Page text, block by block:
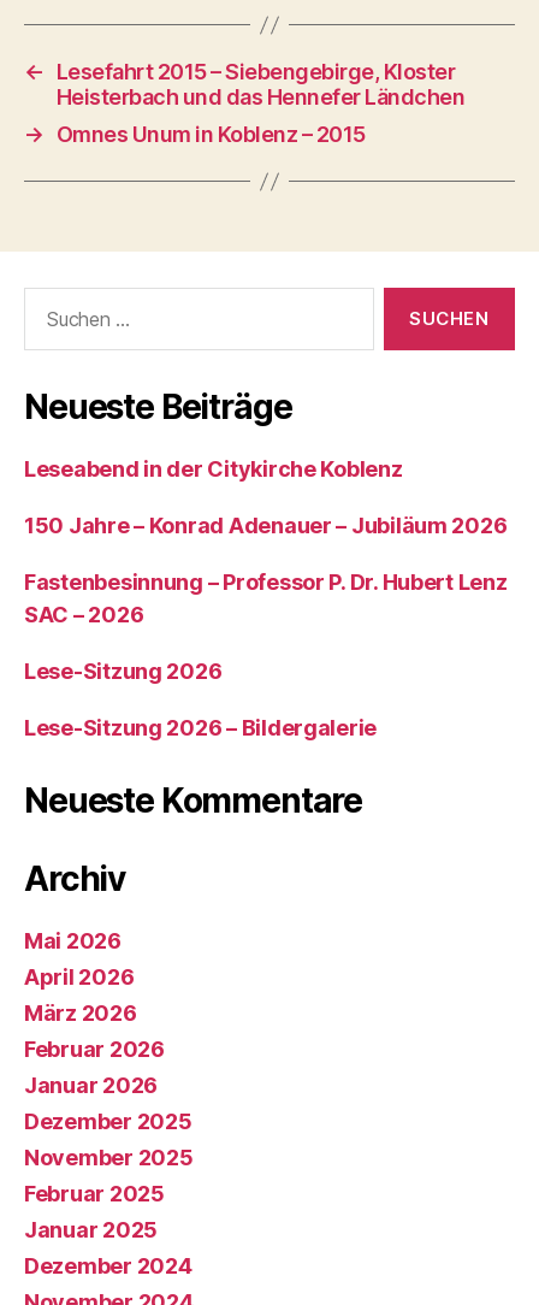
←
Lesefahrt 2015 – Siebengebirge, Kloster
Heisterbach und das Hennefer Ländchen
→
Omnes Unum in Koblenz – 2015
Neueste Beiträge
Leseabend in der Citykirche Koblenz
150 Jahre – Konrad Adenauer – Jubiläum 2026
Fastenbesinnung – Professor P. Dr. Hubert Lenz
SAC – 2026
Lese-Sitzung 2026
Lese-Sitzung 2026 – Bildergalerie
Neueste Kommentare
Archiv
Mai 2026
April 2026
März 2026
Februar 2026
Januar 2026
Dezember 2025
November 2025
Februar 2025
Januar 2025
Dezember 2024